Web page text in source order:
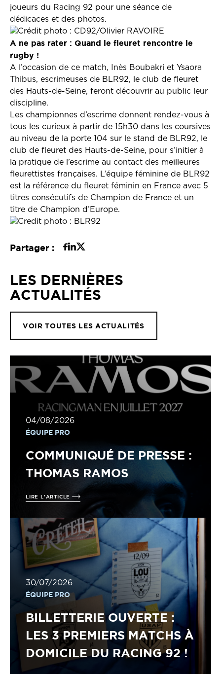
joueurs du Racing 92 pour une séance de
dédicaces et des photos.
Crédit photo : CD92/Olivier RAVOIRE
A ne pas rater : Quand le fleuret rencontre le
rugby !
A l’occasion de ce match, Inès Boubakri et Ysaora
Thibus, escrimeuses de BLR92, le club de fleuret
des Hauts-de-Seine, feront découvrir au public leur
discipline.
Les championnes d’escrime donnent rendez-vous à
tous les curieux à partir de 15h30 dans les coursives
au niveau de la porte 104 sur le stand de BLR92, le
club de fleuret des Hauts-de-Seine, pour s’initier à
la pratique de l’escrime au contact des meilleures
fleurettistes françaises. L’équipe féminine de BLR92
est la référence du fleuret féminin en France avec 5
titres consécutifs de Champion de France et un
titre de Champion d’Europe.
Credit photo : BLR92
Partager :
LES DERNIÈRES
ACTUALITÉS
VOIR TOUTES LES ACTUALITÉS
04/08/2026
ÉQUIPE PRO
COMMUNIQUÉ DE PRESSE :
THOMAS RAMOS
LIRE L'ARTICLE
30/07/2026
ÉQUIPE PRO
BILLETTERIE OUVERTE :
LES 3 PREMIERS MATCHS À
DOMICILE DU RACING 92 !